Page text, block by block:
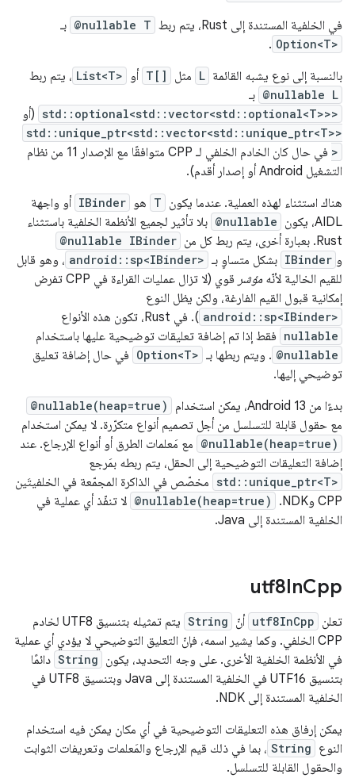
في الخلفية المستندة إلى Rust، يتم ربط
@nullable T بـ
Option<T>
.
بالنسبة إلى نوع يشبه القائمة L مثل T[] أو List<T> ، يتم ربط
@nullable L بـ
std::optional<std::vector<std::optional<T>>> (أو
std::unique_ptr<std::vector<std::unique_ptr<T>>
>
في حال كان الخادم الخلفي لـ CPP متوافقًا مع الإصدار 11 من نظام
التشغيل Android أو إصدار أقدم).
هناك استثناء لهذه العملية. عندما يكون T هو IBinder أو واجهة
AIDL، يكون
@nullable بلا تأثير لجميع الأنظمة الخلفية باستثناء
Rust. بعبارة أخرى، يتم ربط كل من
@nullable IBinder
و IBinder بشكل متساوٍ بـ android::sp<IBinder> ، وهو قابل
للقيم الخالية لأنّه مؤشر
قوي (لا تزال عمليات القراءة في CPP تفرض
إمكانية قبول القيم الفارغة، ولكن يظل النوع
android::sp<IBinder> ). في Rust، تكون هذه الأنواع
nullable فقط إذا تم إضافة تعليقات توضيحية عليها باستخدام
@nullable . ويتم ربطها بـ Option<T> في حال إضافة تعليق
توضيحي إليها.
بدءًا من Android 13، يمكن استخدام
@nullable(heap=true)
مع حقول قابلة للتسلسل من أجل تصميم أنواع متكرّرة. لا يمكن استخدام
@nullable(heap=true) مع مَعلمات الطرق أو أنواع الإرجاع. عند
إضافة التعليقات التوضيحية إلى الحقل، يتم ربطه بمَرجع
std::unique_ptr<T> مخصّص في الذاكرة المجمّعة في الخلفيتَين
CPP وNDK.
@nullable(heap=true) لا تنفّذ أي عملية في
الخلفية المستندة إلى Java.
utf8InCpp
تعلن utf8InCpp أنّ String
يتم تمثيله بتنسيق UTF8 لخادم
CPP الخلفي. وكما يشير اسمه، فإنّ التعليق التوضيحي لا يؤدي أي عملية
في الأنظمة الخلفية الأخرى. على وجه التحديد، يكون String دائمًا
بتنسيق UTF16 في الخلفية المستندة إلى Java وبتنسيق UTF8 في
الخلفية المستندة إلى NDK.
يمكن إرفاق هذه التعليقات التوضيحية في أي مكان يمكن فيه استخدام
النوع String ، بما في ذلك قيم الإرجاع والمَعلمات وتعريفات الثوابت
والحقول القابلة للتسلسل.